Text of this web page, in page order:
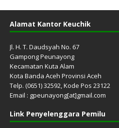
Alamat Kantor Keuchik
Jl. H. T. Daudsyah No. 67
Gampong Peunayong
Kecamatan Kuta Alam
Kota Banda Aceh Provinsi Aceh
Telp. (0651) 32592, Kode Pos 23122
Email : gpeunayong[at]gmail.com
Link Penyelenggara Pemilu